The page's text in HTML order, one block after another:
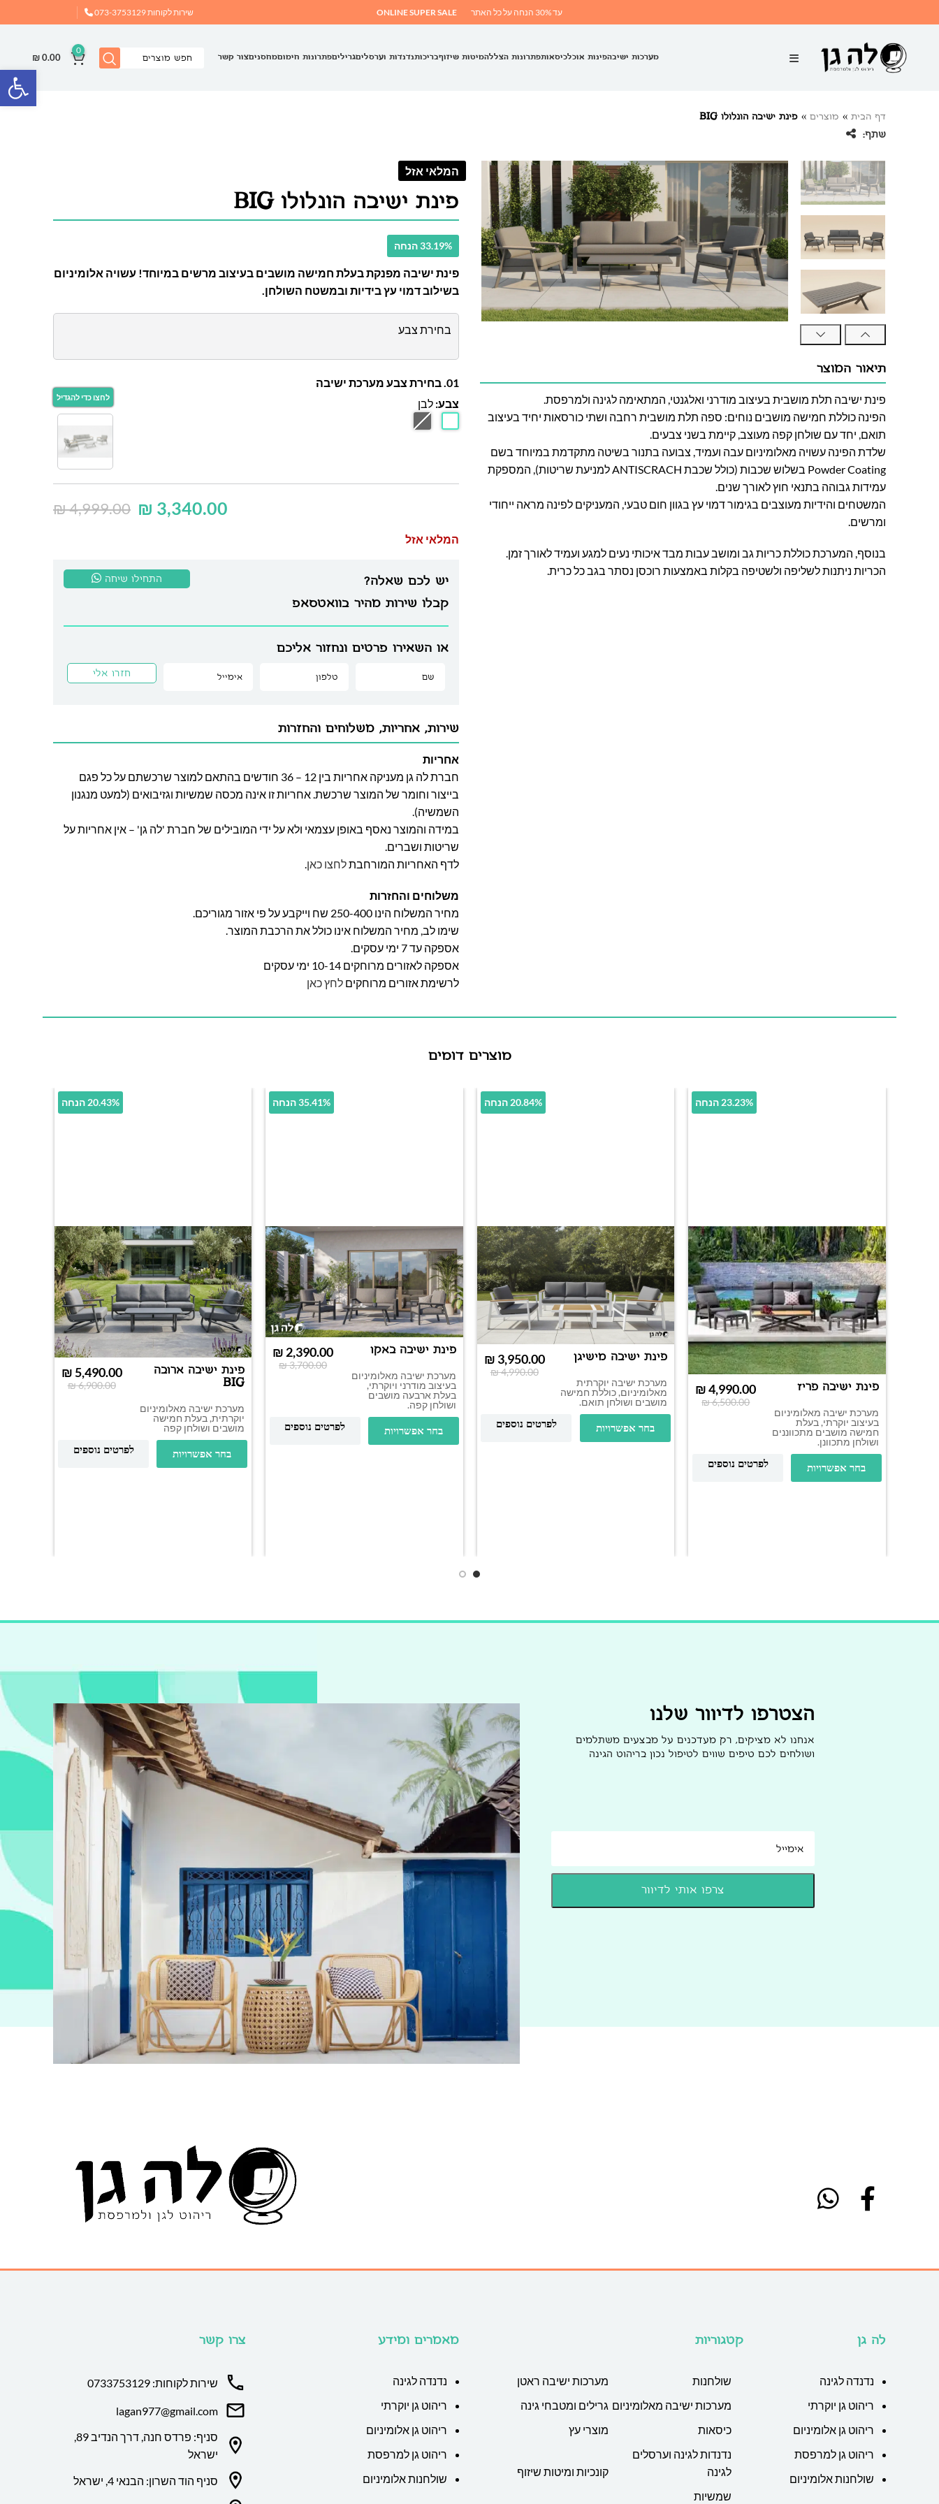
עד 30% הנחה על כל האתר ONLINE SUPER SALE שירות לקוחות073-3753129
מערכות ישיבהפינות אוכלכיסאותפתרונות הצללהמיטות שיזוףבריכותנדנדות וערסליםגריליםפתרונות חימוםמחסניםצור קשר
0
₪0.00
דף הבית » מוצרים » פינת ישיבה הונלולו BIG
שתף:
תיאור המוצר
פינת ישיבה תלת מושבית בעיצוב מודרני ואלגנטי, המתאימה לגינה ולמרפסת.
הפינה כוללת חמישה מושבים נוחים: ספה תלת מושבית רחבה ושתי כורסאות יחיד בעיצוב
תואם, יחד עם שולחן קפה מעוצב, קיימת בשני צבעים.
שלדת הפינה עשויה מאלומיניום עבה ועמיד, צבועה בתנור בשיטה מתקדמת במיוחד בשם
Powder Coating בשלוש שכבות (כולל שכבת ANTISCRACH למניעת שריטות), המספקת
עמידות גבוהה בתנאי חוץ לאורך שנים.
המשטחים והידיות מעוצבים בגימור דמוי עץ בגוון חום טבעי, המעניקים לפינה מראה ייחודי
ומרשים.
בנוסף, המערכת כוללת כריות גב ומושב עבות מבד איכותי נעים למגע ועמיד לאורך זמן.
הכריות ניתנות לשליפה ולשטיפה בקלות באמצעות רוכסן נסתר בגב כל כרית.
המלאי אזל
פינת ישיבה הונלולו BIG
33.19% הנחה
פינת ישיבה מפנקת בעלת חמישה מושבים בעיצוב מרשים במיוחד! עשויה אלומיניום
בשילוב דמוי עץ בידיות ובמשטח השולחן.
בחירת צבע
01. בחירת צבע מערכת ישיבה
צבע: לבן
₪4,999.00 ₪ 3,340.00
המלאי אזל
יש לכם שאלה?
קבלו שירות מהיר בוואטסאפ
התחילו שיחה
או השאירו פרטים ונחזור אליכם
שירות, אחריות, משלוחים והחזרות
אחריות
חברת לה גן מעניקה אחריות בין 12 – 36 חודשים בהתאם למוצר שרכשתם על כל פגם
בייצור וחומר של המוצר שרכשת. אחריות זו אינה מכסה שמשיות וגזיבואים (למעט מנגנון
השמשיה).
במידה והמוצר נאסף באופן עצמאי ולא על ידי המובילים של חברת 'לה גן' – אין אחריות על
שריטות ושברים.
לדף האחריות המורחבתלחצו כאן.
משלוחים והחזרות
מחיר המשלוח הינו 250-400 שח וייקבע על פי אזור מגוריכם.
שימו לב, מחיר המשלוח אינו כולל את הרכבת המוצר.
אספקה עד 7 ימי עסקים.
אספקה לאזורים מרוחקים 10-14 ימי עסקים
לרשימת אזורים מרוחקים לחץ כאן
מוצרים דומים
23.23% הנחה
פינת ישיבה פריז
מערכת ישיבה מאלומיניום
בעיצוב יוקרתי, בעלת
חמישה מושבים מתכווננים
ושולחן מתכוונן.
₪6,500.00
₪4,990.00
בחר אפשרויות לפרטים נוספים
20.84% הנחה
פינת ישיבה מישיגן
מערכת ישיבה יוקרתית
מאלומיניום, כוללת חמישה
מושבים ושולחן תואם.
₪4,990.00
₪ 3,950.00
בחר אפשרויות לפרטים נוספים
35.41% הנחה
פינת ישיבה באקו
מערכת ישיבה מאלומיניום
בעיצוב מודרני ויוקרתי,
בעלת ארבעה מושבים
ושולחן קפה.
₪3,700.00
₪ 2,390.00
בחר אפשרויות לפרטים נוספים
20.43% הנחה
פינת ישיבה ארובה
BIG
מערכת ישיבה מאלומיניום
יוקרתית, בעלת חמישה
מושבים ושולחן קפה
₪6,900.00
₪5,490.00
בחר אפשרויות לפרטים נוספים
הצטרפו לדיוור שלנו
אנחנו לא מציקים, רק מעדכנים על מבצעים משתלמים
ושולחים לכם טיפים שווים לטיפול נכון בריהוט הגינה
לה גן
נדנדה לגינה
ריהוט גן יוקרתי
ריהוט גן אלומיניום
ריהוט גן למרפסת
שולחנות אלומיניום
קטגוריות
שולחנות
מערכות ישיבה ראטן
מערכות ישיבה מאלומיניום גרילים ומטבחי גינה
כיסאות
מוצרי עץ
נדנדות לגינה וערסלים
לגינה
קונכיות ומיטות שיזוף
שמשיות
מאמרים ומידע
נדנדה לגינה
ריהוט גן יוקרתי
ריהוט גן אלומיניום
ריהוט גן למרפסת
שולחנות אלומיניום
צרו קשר
שירות לקוחות: 0733753129
lagan977@gmail.com
סניף: פרדס חנה, דרך הנדיב 89,
ישראל
סניף הוד השרון: הבנאי 4, ישראל